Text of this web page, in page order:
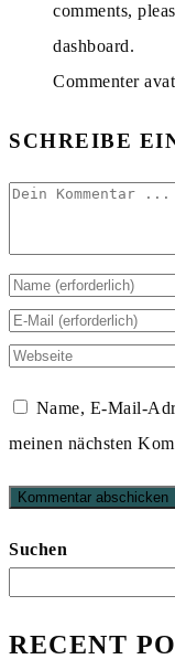
comments,
dashboard.
Commenter
SCHREIBE
Kommentieren
Gib
deinen
Namen
Kommentieren
Gib
deine
zum
ein
Gib
ein
Name, E-Mail-
meinen nächsten
Suchen
RECENT